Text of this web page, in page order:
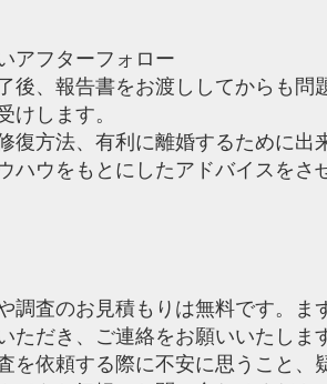
アフターフォロー
後、報告書をお渡ししてからも問
けします。
復方法、有利に離婚するために出
ハウをもとにしたアドバイスをさ
調査のお見積もりは無料です。ま
ただき、ご連絡をお願いいたしま
を依頼する際に不安に思うこと、